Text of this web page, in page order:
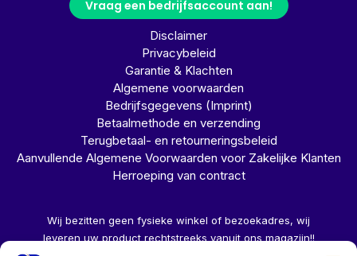
Vraag een bedrijfsaccount aan!
Disclaimer
Privacybeleid
Garantie & Klachten
Algemene voorwaarden
Bedrijfsgegevens (Imprint)
Betaalmethode en verzending
Terugbetaal- en retourneringsbeleid
Aanvullende Algemene Voorwaarden voor Zakelijke Klanten
Herroeping van contract
Wij bezitten geen fysieke winkel of bezoekadres, wij
leveren uw product rechtstreeks vanuit ons magazijn!!